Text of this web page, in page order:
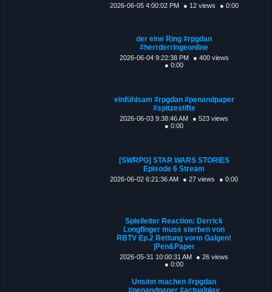
2026-06-05 4:00:02 PM ● 12 views ● 0:00
der eine Ring #rpgdan
#herrderringeonline
2026-06-04 9:22:38 PM
● 400 views
● 0:00
einfühlsam #rpgdan #penandpaper
#spitzestifte
2026-06-03 9:38:46 AM
● 523 views
● 0:00
[SWRPG] STAR WARS STORIES
Episode 6 Stream
2026-06-02 6:21:36 AM ● 27 views ● 0:00
Spielleiter Reaction: Derrick
Longfinger muss sterben von
RBTV Ep.2 Rettung vorm Galgen!
|Pen&Paper
2026-05-31 10:00:31 AM
● 26 views
● 0:00
Unsinn machen #rpgdan
#penandpaper #actualplay